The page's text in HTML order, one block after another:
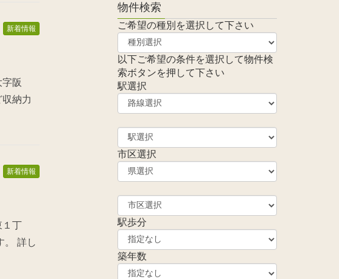
新着情報
阪
納力
新着情報
１丁
。 詳し
物件検索
ご希望の種別を選択して下さい
以下ご希望の条件を選択して物件検
索ボタンを押して下さい
駅選択
市区選択
駅歩分
築年数